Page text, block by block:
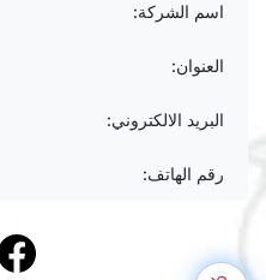
اسم الشركة:
العنوان:
البريد الالكتروني:
رقم الهاتف: